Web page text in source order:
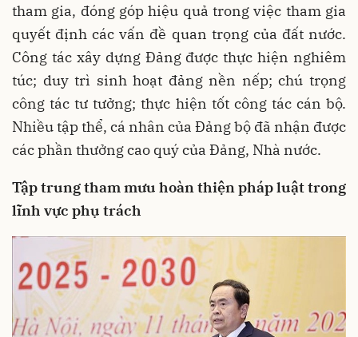
tham gia, đóng góp hiệu quả trong việc tham gia
quyết định các vấn đề quan trọng của đất nước.
Công tác xây dựng Đảng được thực hiện nghiêm
túc; duy trì sinh hoạt đảng nền nếp; chú trọng
công tác tư tưởng; thực hiện tốt công tác cán bộ.
Nhiều tập thể, cá nhân của Đảng bộ đã nhận được
các phần thưởng cao quý của Đảng, Nhà nước.
Tập trung tham mưu hoàn thiện pháp luật trong
lĩnh vực phụ trách